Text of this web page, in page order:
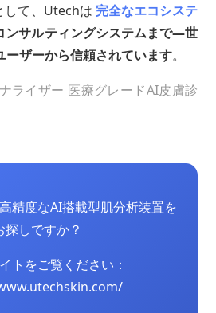
して、Utechは 完全なエコシステ
サルティングシステムまで—世
ーザーから信頼されています。
精度なAI搭載型肌分析装置を
探しですか？
トをご覧ください：